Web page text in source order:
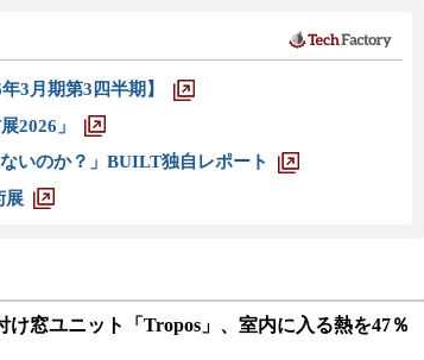
3月期第3四半期】
2026」
いのか？」BUILT独自レポート
展
け窓ユニット「Tropos」、室内に入る熱を47％